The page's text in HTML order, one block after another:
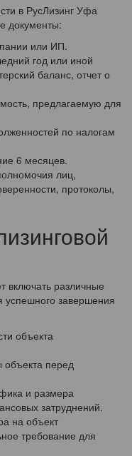
в РусЛизинг Уфа
документы:
или ИП.
год или иной
баланс, отчет о
предлагаемую для
по налогам
6 месяцев.
лиц,
протоколы,
включать различные
успешного завершения
объекта
объекта перед
и размера
затруднений.
на объект
требование для